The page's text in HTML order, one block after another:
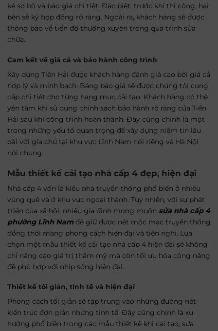
kế sơ bộ và báo giá chi tiết. Đặc biệt, trước khi thi công, hai
bên sẽ ký hợp đồng rõ ràng. Ngoài ra, khách hàng sẽ được
thông báo về tiến độ thường xuyên trong quá trình sửa
chữa.
Cam kết về giá cả và bảo hành công trình
Xây dựng Tiền Hải được khách hàng đánh giá cao bởi giá cả
hợp lý và minh bạch. Bảng báo giá sẽ được chúng tôi cung
cấp chi tiết cho từng hạng mục cải tạo. Khách hàng có thể
yên tâm khi sử dụng chính sách bảo hành rõ ràng của Tiền
Hải sau khi công trình hoàn thành. Đây cũng chính là một
trong những yếu tố quan trọng để xây dựng niềm tin lâu
dài với gia chủ tại khu vực Lĩnh Nam nói riêng và Hà Nội
nói chung.
Mẫu thiết kế cải tạo nhà cấp 4 đẹp, hiện đại
Nhà cấp 4 vốn là kiểu nhà truyền thống phổ biến ở nhiều
vùng quê và ở khu vực ngoại thành. Tuy nhiên, với sự phát
triển của xã hội, nhiều gia đình mong muốn sửa nhà cấp 4
phường Lĩnh Namđể giữ được nét mộc mạc truyền thống
đồng thời mang phong cách hiện đại và tiện nghi. Lựa
chọn một mẫu thiết kế cải tạo nhà cấp 4 hiện đại sẽ không
chỉ nâng cao giá trị thẩm mỹ mà còn tối ưu hóa công năng
để phù hợp với nhịp sống hiện đại.
Thiết kế tối giản, tinh tế và hiện đại
Phong cách tối giản sẽ tập trung vào những đường nét
kiến trúc đơn giản nhưng tinh tế. Đây cũng chính là xu
hướng phổ biến trong các mẫu thiết kế khi cải tạo, sửa